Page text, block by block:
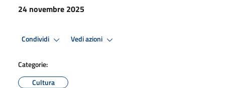
24 novembre 2025
Condividi Vedi azioni
Categorie:
Cultura